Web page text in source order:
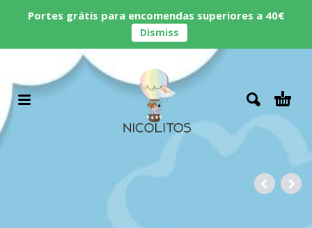
Portes grátis para encomendas superiores a 40€
Dismiss